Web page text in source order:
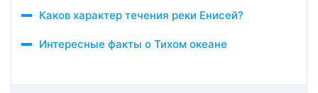
Каков характер течения реки Енисей?
Интересные факты о Тихом океане